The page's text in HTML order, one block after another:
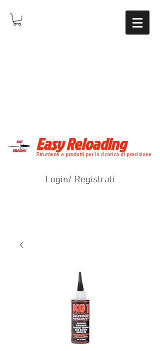
Easy Reloading
Strumenti e prodotti per la ricarica di precisione
Login/ Registrati